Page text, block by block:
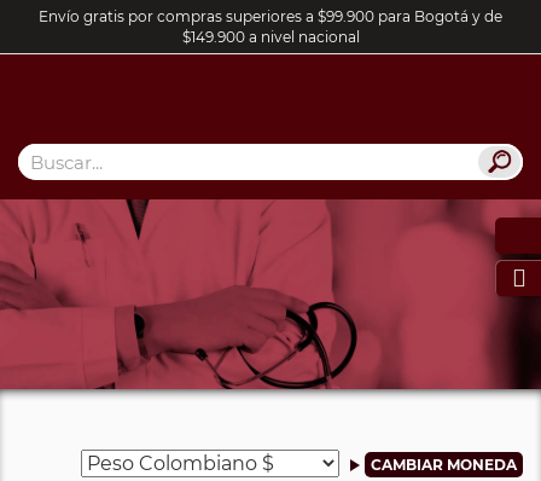
Envío gratis por compras superiores a $99.900 para Bogotá y de
$149.900 a nivel nacional
